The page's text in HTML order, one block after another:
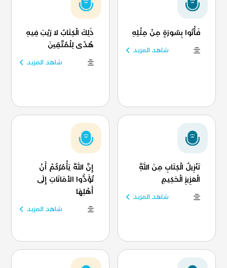
فَأْتُوا بِسُورَةٍ مِنْ مِثْلِهِ
شاهد المزيد
ذَلِكَ الْكِتَابُ لا رَيْبَ فِيهِ
هُدًى لِلْمُتَّقِينَ
شاهد المزيد
تَنْزِيلُ الْكِتَابِ مِنَ اللَّهِ
الْعَزِيزِ الْحَكِيمِ
شاهد المزيد
إِنَّ اللَّهَ يَأْمُرُكُمْ أَنْ
تُؤَدُّوا الأمَانَاتِ إِلَى
أَهْلِهَا
شاهد المزيد